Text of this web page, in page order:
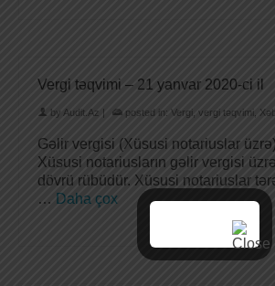
Vergi təqvimi – 21 yanvar 2020-ci il
by Audit.Az | posted in: Vergi vergi təqvimi
Gəlir vergisi (Xüsusi notariuslar
Xüsusi notariusların gəlir vergisi
dövrü rübüdür. Xüsusi notariuslar
… Daha çox